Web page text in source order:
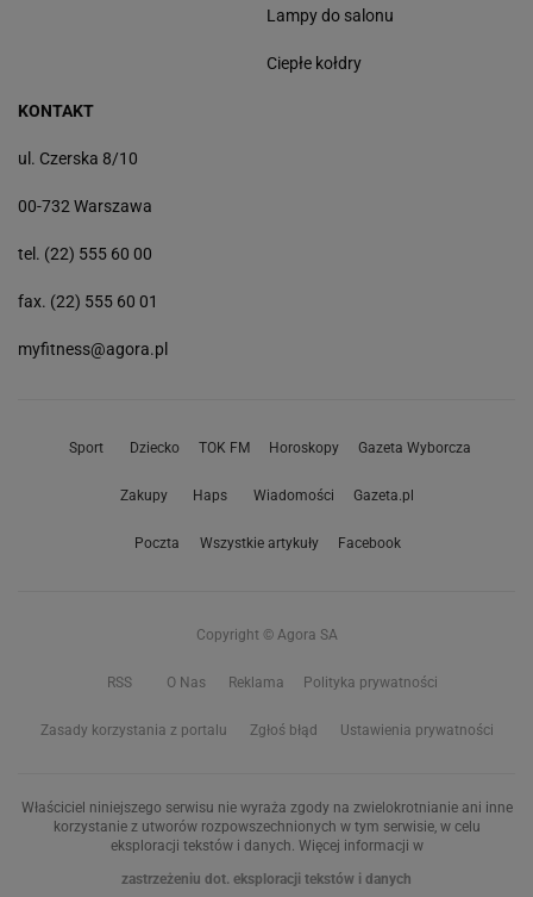
Lampy do salonu
Ciepłe kołdry
KONTAKT
ul. Czerska 8/10
00-732 Warszawa
tel. (22) 555 60 00
fax. (22) 555 60 01
myfitness@agora.pl
Sport Dziecko TOK FM Horoskopy Gazeta Wyborcza
Zakupy Haps Wiadomości Gazeta.pl
Poczta Wszystkie artykuły Facebook
Copyright © Agora SA
RSS O Nas Reklama Polityka prywatności
Zasady korzystania z portalu Zgłoś błąd Ustawienia prywatności
Właściciel niniejszego serwisu nie wyraża zgody na zwielokrotnianie ani inne
korzystanie z utworów rozpowszechnionych w tym serwisie, w celu
eksploracji tekstów i danych. Więcej informacji w
zastrzeżeniu dot. eksploracji tekstów i danych